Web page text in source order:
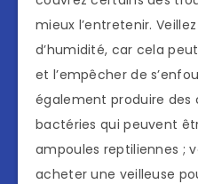
mieux l’entretenir.
d’humidité, car cela
et l’empêcher de
également produire des
bactéries qui peuvent
ampoules reptiliennes ;
acheter une veilleuse